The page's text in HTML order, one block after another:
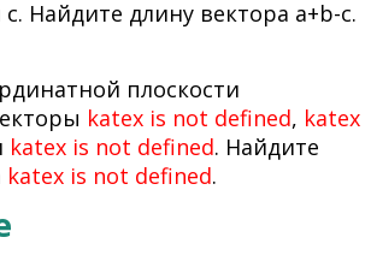
плоскости
katex is not defined, katex
katex is not defined. Найдите
katex is not defined.